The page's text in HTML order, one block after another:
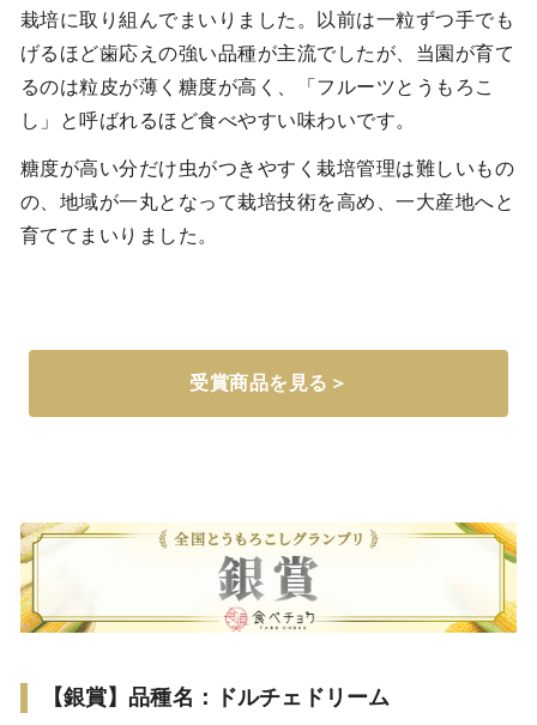
栽培に取り組んでまいりました。以前は一粒ずつ手でも
げるほど歯応えの強い品種が主流でしたが、当園が育て
るのは粒皮が薄く糖度が高く、「フルーツとうもろこ
し」と呼ばれるほど食べやすい味わいです。
糖度が高い分だけ虫がつきやすく栽培管理は難しいもの
の、地域が一丸となって栽培技術を高め、一大産地へと
育ててまいりました。
受賞商品を見る＞
【銀賞】品種名：ドルチェドリーム